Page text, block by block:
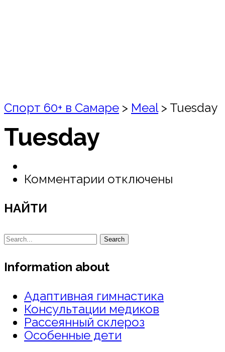
Спорт 60+ в Самаре > Meal> Tuesday
Tuesday
Комментарии к
отключены
НАЙТИ
Search
Information about
Адаптивная гимнастика
Консультации медиков
Рассеянный склероз
Особенные дети